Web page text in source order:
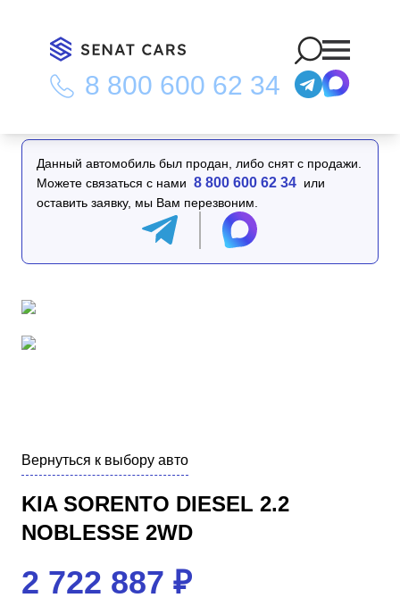
8 800 600 62 34
Главная Каталог/Kia Sorento Diesel 2.2 Noblesse 2WD
Данный автомобиль был продан, либо снят с продажи.
Можете связаться с нами 8 800 600 62 34 или
оставить заявку, мы Вам перезвоним.
Вернуться к выбору авто
KIA SORENTO DIESEL 2.2
NOBLESSE 2WD
2 722 887 ₽